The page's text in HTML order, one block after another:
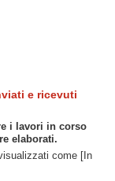
e ricevuti
i lavori in corso
elaborati.
come [In